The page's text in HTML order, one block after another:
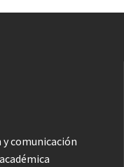
comunicación